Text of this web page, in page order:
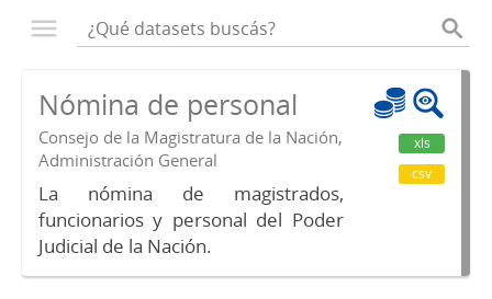
Nómina de personal
Consejo de la Magistratura de la Nación,
Administración General
La nómina de magistrados,
funcionarios y personal del Poder
Judicial de la Nación.
xls
csv